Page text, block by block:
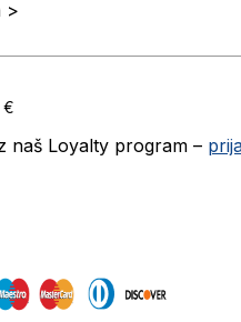
>
€
naš Loyalty program –